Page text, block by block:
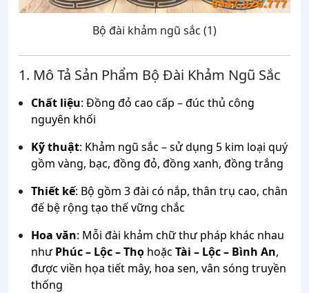
Bộ đài khảm ngũ sắc (1)
1. Mô Tả Sản Phẩm Bộ Đài Khảm Ngũ Sắc
Chất liệu: Đồng đỏ cao cấp – đúc thủ công
nguyên khối
Kỹ thuật: Khảm ngũ sắc – sử dụng 5 kim loại quý
gồm vàng, bạc, đồng đỏ, đồng xanh, đồng trắng
Thiết kế: Bộ gồm 3 đài có nắp, thân trụ cao, chân
đế bệ rộng tạo thế vững chắc
Hoa văn: Mỗi đài khảm chữ thư pháp khác nhau
nhưPhúc – Lộc – Thọ hoặc Tài – Lộc – Bình An,
được viền họa tiết mây, hoa sen, vân sóng truyền
thống